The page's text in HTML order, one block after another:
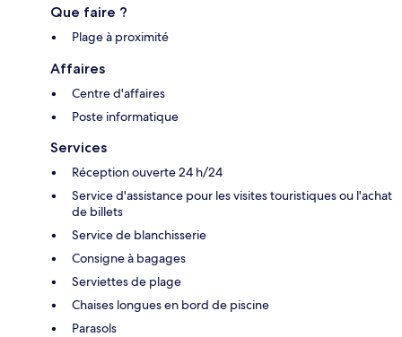
Que faire ?
Plage à proximité
Affaires
Centre d'affaires
Poste informatique
Services
Réception ouverte 24 h/24
Service d'assistance pour les visites touristiques ou l'achat
de billets
Service de blanchisserie
Consigne à bagages
Serviettes de plage
Chaises longues en bord de piscine
Parasols